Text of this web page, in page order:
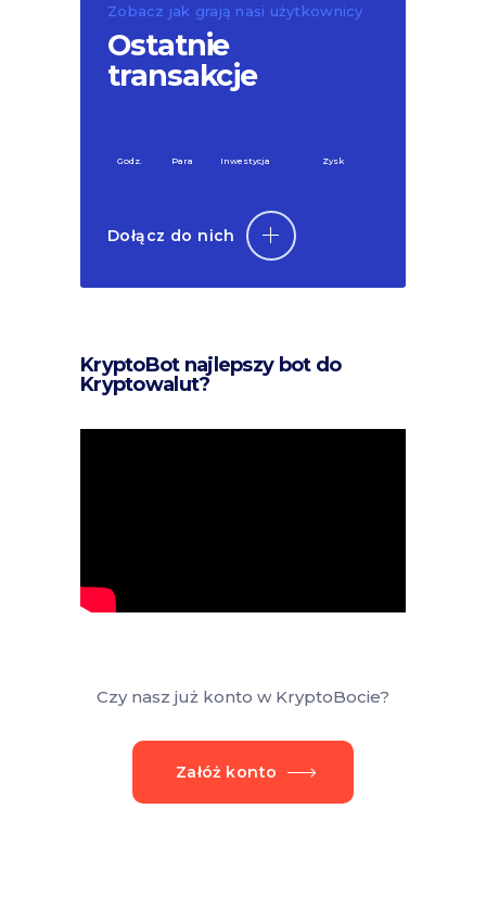
Zobacz jak grają nasi użytkownicy
Ostatnie
transakcje
Godz. Para Inwestycja Zysk
Dołącz do nich
KryptoBot najlepszy bot do
Kryptowalut?
Czy nasz już konto w KryptoBocie?
Załóż konto